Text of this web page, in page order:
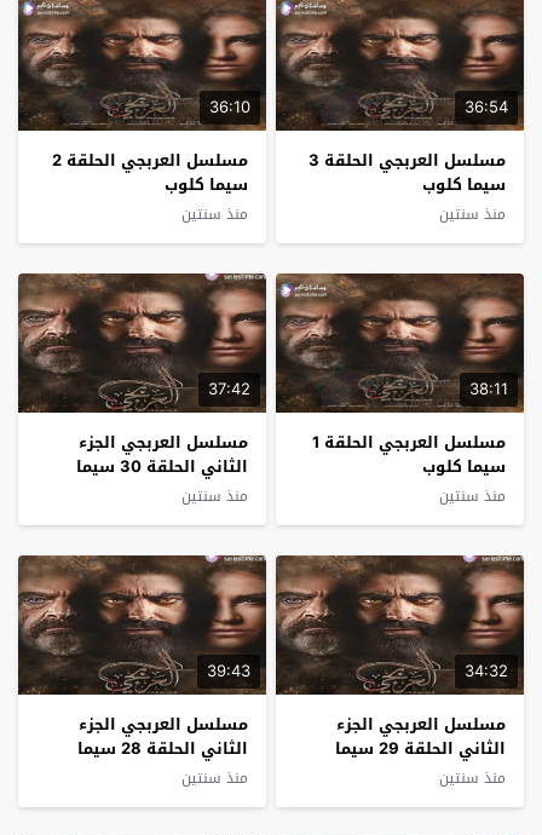
36:54
مسلسل العربجي الحلقة 3
سيما كلوب
منذ سنتين
36:10
مسلسل العربجي الحلقة 2
سيما كلوب
منذ سنتين
38:11
مسلسل العربجي الحلقة 1
سيما كلوب
منذ سنتين
37:42
مسلسل العربجي الجزء
الثاني الحلقة 30 سيما
كلوب – الأخيرة
منذ سنتين
34:32
مسلسل العربجي الجزء
الثاني الحلقة 29 سيما
كلوب
منذ سنتين
39:43
مسلسل العربجي الجزء
الثاني الحلقة 28 سيما
كلوب
منذ سنتين